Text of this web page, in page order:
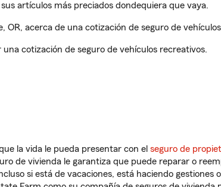
artículos más preciados dondequiera que vaya.
OR, acerca de una cotización de seguro de
una cotización de seguro de vehículos recreativos.
la vida le pueda presentar con el seguro de
de vivienda le garantiza que puede reparar o
si está de vacaciones, está haciendo gestiones